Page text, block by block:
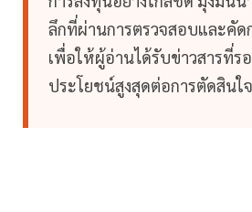
ลึกที่ผ่านการตรวจสอบและคัด
เพื่อให้ผู้อ่านได้รับข่าวสารที่ร
ประโยชน์สูงสุดต่อการตัดสินใจ